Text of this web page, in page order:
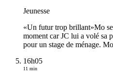
Jeunesse
«Un futur trop brillant»Mo
moment car JC lui a volé sa
pour un stage de ménage.
16h05
11 min